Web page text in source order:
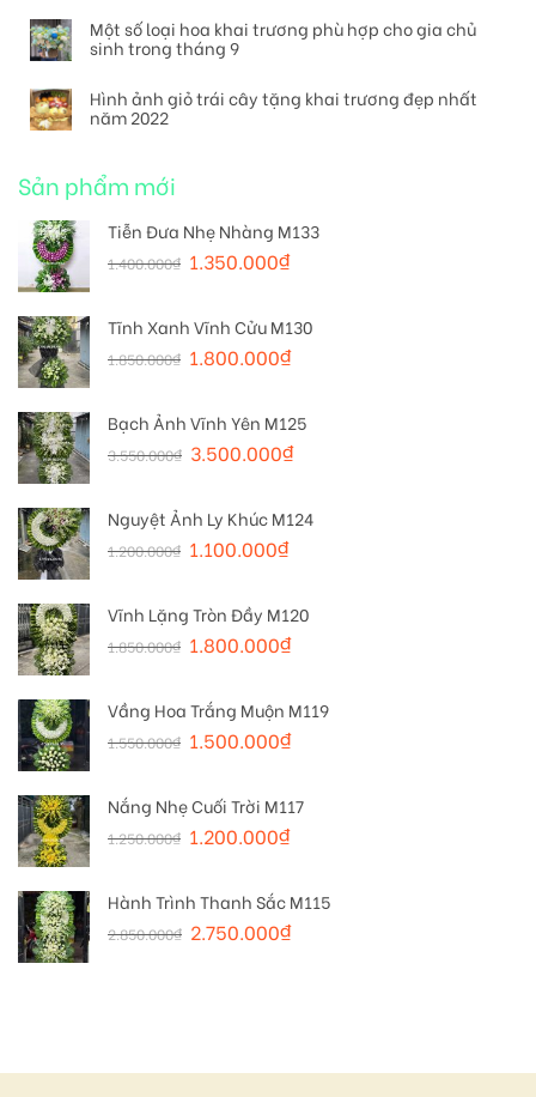
Một số loại hoa khai trương phù hợp cho gia chủ
sinh trong tháng 9
Hình ảnh giỏ trái cây tặng khai trương đẹp nhất
năm 2022
Sản phẩm mới
Tiễn Đưa Nhẹ Nhàng M133
1.400.000₫ 1.350.000₫
Tĩnh Xanh Vĩnh Cửu M130
1.850.000₫ 1.800.000₫
Bạch Ảnh Vĩnh Yên M125
3.550.000₫ 3.500.000₫
Nguyệt Ảnh Ly Khúc M124
1.200.000₫ 1.100.000₫
Vĩnh Lặng Tròn Đầy M120
1.850.000₫ 1.800.000₫
Vầng Hoa Trắng Muộn M119
1.550.000₫ 1.500.000₫
Nắng Nhẹ Cuối Trời M117
1.250.000₫ 1.200.000₫
Hành Trình Thanh Sắc M115
2.850.000₫ 2.750.000₫